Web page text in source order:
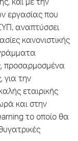
και με την
εργασίας που
αναπτύσσει
κανονιστικής
προσαρμοσμένα
για την
εταιρικής
και στην
το οποίο θα